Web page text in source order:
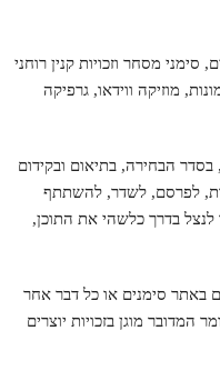
סימני מסחר וזכויות קנין רוחני
מוזיקה ווידאו, גרפיקה
בסדר הבחירה, בתיאום ובקידום
לפרסם, לשדר, להשתתף
לנצל בדרך כלשהי את התוכן,
באתר סימנים או כל דבר אחר
מוגן בזכויות יוצרים